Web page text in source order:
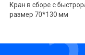
Кран в сборе с
размер 70*130 мм